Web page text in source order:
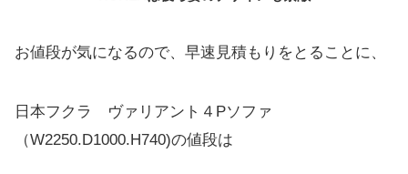
お値段が気になるので、早速見積もりをとることに、
日本フクラ ヴァリアント４Pソファ
（W2250.D1000.H740)の値段は